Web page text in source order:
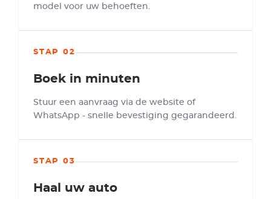
model voor uw behoeften.
STAP 02
Boek in minuten
Stuur een aanvraag via de website of
WhatsApp - snelle bevestiging gegarandeerd.
STAP 03
Haal uw auto